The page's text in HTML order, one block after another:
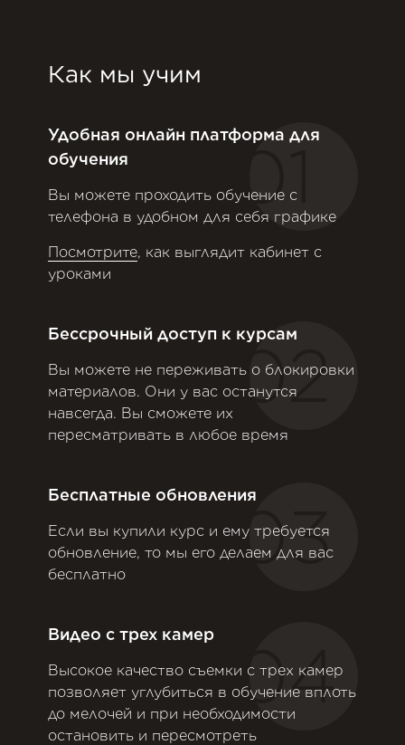
Как мы учим
Удобная онлайн платформа для
обучения
Вы можете проходить обучение с
телефона в удобном для себя графике
Посмотрите, как выглядит кабинет с
уроками
01
Бессрочный доступ к курсам
Вы можете не переживать о блокировки
материалов. Они у вас останутся
навсегда. Вы сможете их
пересматривать в любое время
02
Бесплатные обновления
Если вы купили курс и ему требуется
обновление, то мы его делаем для вас
бесплатно
03
Видео с трех камер
Высокое качество съемки с трех камер
позволяет углубиться в обучение вплоть
до мелочей и при необходимости
остановить и пересмотреть
04